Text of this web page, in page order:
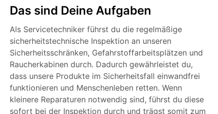
Das sind Deine Aufgaben
Als Servicetechniker führst du die regelmäßige
sicherheitstechnische Inspektion an unseren
Sicherheitsschränken, Gefahrstoffarbeitsplätzen und
Raucherkabinen durch. Dadurch gewährleistet du,
dass unsere Produkte im Sicherheitsfall einwandfrei
funktionieren und Menschenleben retten. Wenn
kleinere Reparaturen notwendig sind, führst du diese
sofort bei der Inspektion durch und trägst somit zum